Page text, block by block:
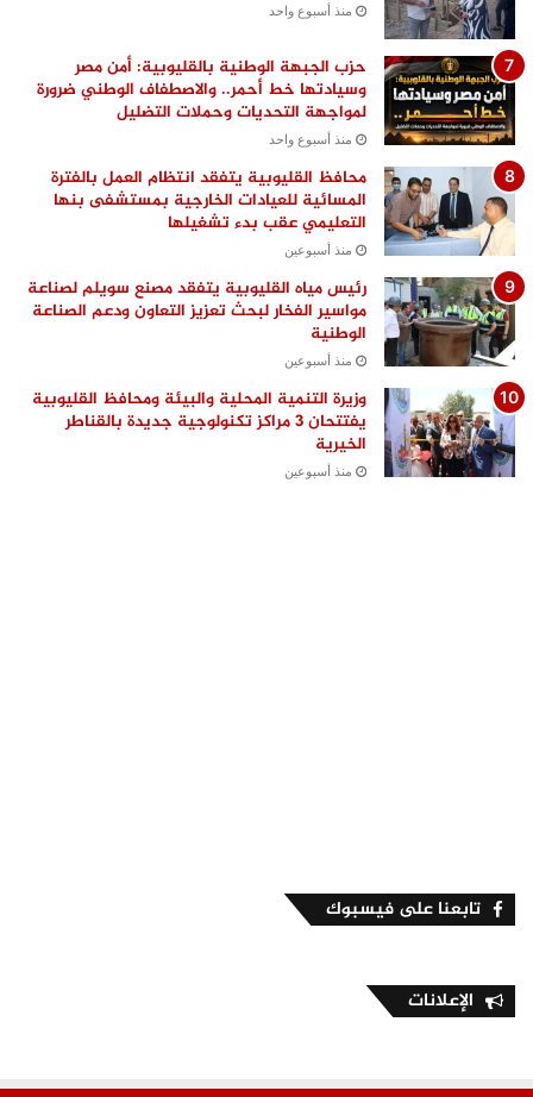
منذ أسبوع واحد
حزب الجبهة الوطنية بالقليوبية: أمن مصر
وسيادتها خط أحمر.. والاصطفاف الوطني ضرورة
لمواجهة التحديات وحملات التضليل
منذ أسبوع واحد
محافظ القليوبية يتفقد انتظام العمل بالفترة
المسائية للعيادات الخارجية بمستشفى بنها
التعليمي عقب بدء تشغيلها
منذ أسبوعين
رئيس مياه القليوبية يتفقد مصنع سويلم لصناعة
مواسير الفخار لبحث تعزيز التعاون ودعم الصناعة
الوطنية
منذ أسبوعين
وزيرة التنمية المحلية والبيئة ومحافظ القليوبية
يفتتحان 3 مراكز تكنولوجية جديدة بالقناطر
الخيرية
منذ أسبوعين
تابعنا على فيسبوك
الإعلانات